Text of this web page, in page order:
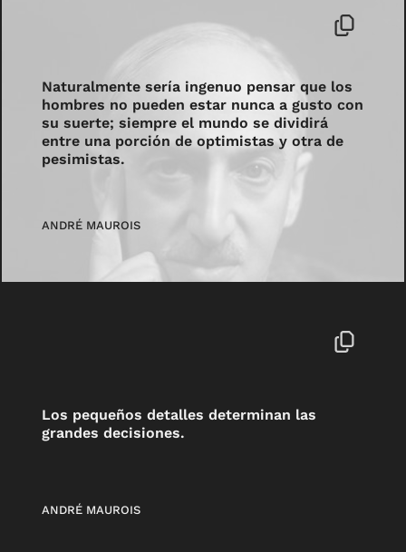
Naturalmente sería ingenuo pensar que los
hombres no pueden estar nunca a gusto con
su suerte; siempre el mundo se dividirá
entre una porción de optimistas y otra de
pesimistas.
ANDRÉ MAUROIS
Los pequeños detalles determinan las
grandes decisiones.
ANDRÉ MAUROIS